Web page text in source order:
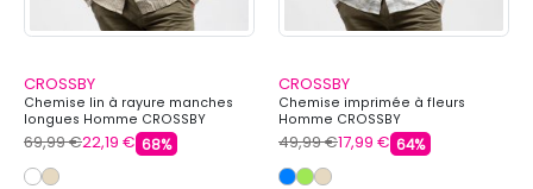
CROSSBY
Chemise lin à rayure manches
longues Homme CROSSBY
69,99 €22,19 € 68%
CROSSBY
Chemise imprimée à fleurs
Homme CROSSBY
49,99 €17,99 € 64%